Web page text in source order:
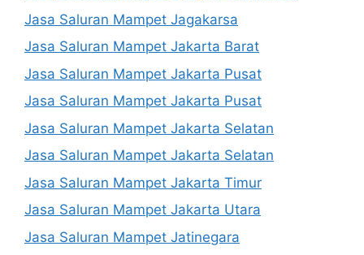
Jasa Saluran Mampet Jagakarsa
Jasa Saluran Mampet Jakarta Barat
Jasa Saluran Mampet Jakarta Pusat
Jasa Saluran Mampet Jakarta Pusat
Jasa Saluran Mampet Jakarta Selatan
Jasa Saluran Mampet Jakarta Selatan
Jasa Saluran Mampet Jakarta Timur
Jasa Saluran Mampet Jakarta Utara
Jasa Saluran Mampet Jatinegara